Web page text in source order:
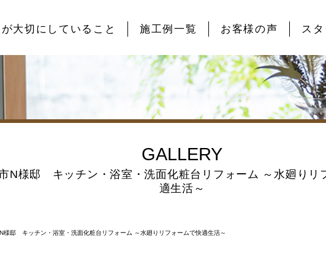
大切にしていること 施工例一覧 お客様の声 スタ
GALLERY
N様邸 キッチン・浴室・洗面化粧台リフォーム ～水廻りリ
適生活～
様邸 キッチン・浴室・洗面化粧台リフォーム ～水廻りリフォームで快適生活～